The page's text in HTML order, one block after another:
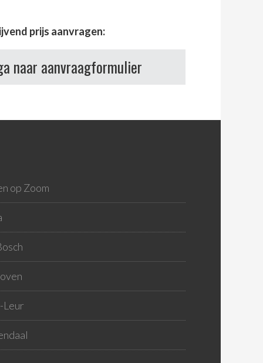
prijs aanvragen:
naar aanvraagformulier
op Zoom